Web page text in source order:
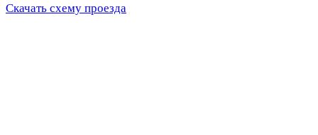
Скачать схему проезда